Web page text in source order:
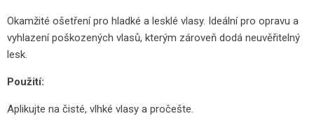
Okamžité ošetření pro hladké a lesklé vlasy. Ideální pro opravu a
vyhlazení poškozených vlasů, kterým zároveň dodá neuvěřitelný
lesk.
Použití:
Aplikujte na čisté, vlhké vlasy a pročešte.